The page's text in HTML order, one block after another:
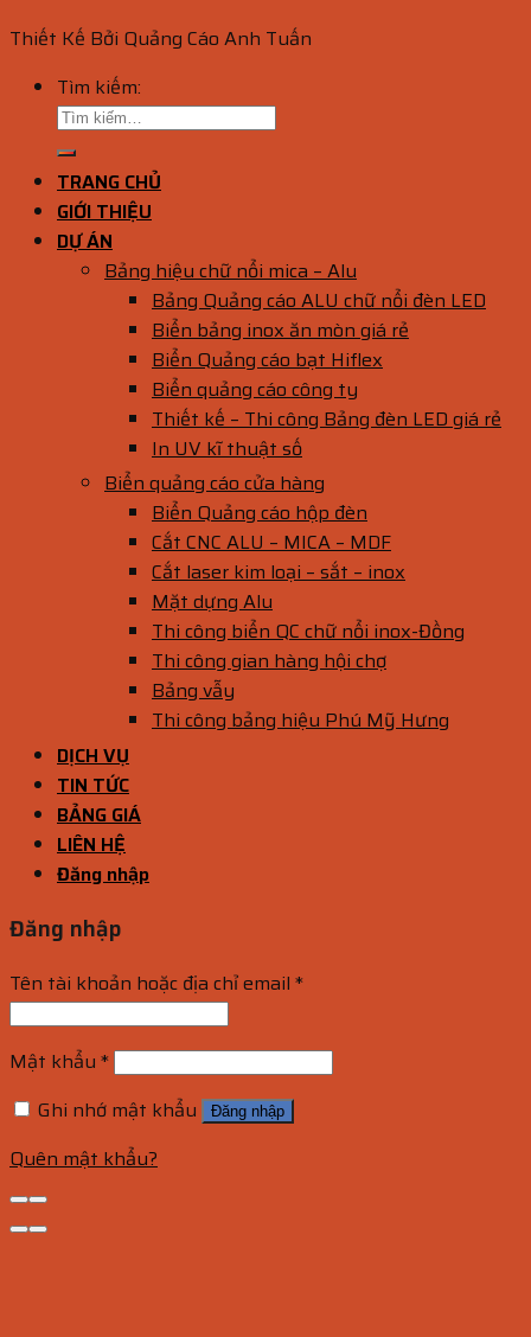
Thiết Kế Bởi Quảng Cáo Anh Tuấn
Tìm kiếm:
TRANG CHỦ
GIỚI THIỆU
DỰ ÁN
Bảng hiệu chữ nổi mica – Alu
Bảng Quảng cáo ALU chữ nổi đèn LED
Biển bảng inox ăn mòn giá rẻ
Biển Quảng cáo bạt Hiflex
Biển quảng cáo công ty
Thiết kế – Thi công Bảng đèn LED giá rẻ
In UV kĩ thuật số
Biển quảng cáo cửa hàng
Biển Quảng cáo hộp đèn
Cắt CNC ALU – MICA – MDF
Cắt laser kim loại – sắt – inox
Mặt dựng Alu
Thi công biển QC chữ nổi inox-Đồng
Thi công gian hàng hội chợ
Bảng vẫy
Thi công bảng hiệu Phú Mỹ Hưng
DỊCH VỤ
TIN TỨC
BẢNG GIÁ
LIÊN HỆ
Đăng nhập
Đăng nhập
Tên tài khoản hoặc địa chỉ email *
Mật khẩu *
Ghi nhớ mật khẩu
Đăng nhập
Quên mật khẩu?